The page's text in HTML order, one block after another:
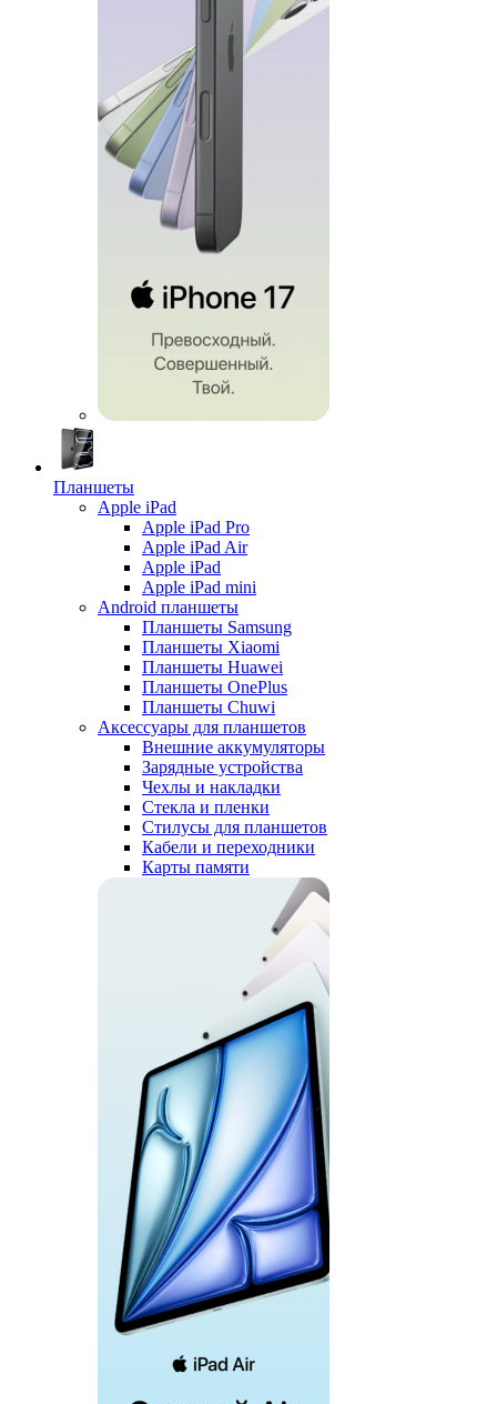
Планшеты
Apple iPad
Apple iPad Pro
Apple iPad Air
Apple iPad
Apple iPad mini
Android планшеты
Планшеты Samsung
Планшеты Xiaomi
Планшеты Huawei
Планшеты OnePlus
Планшеты Chuwi
Аксессуары для планшетов
Внешние аккумуляторы
Зарядные устройства
Чехлы и накладки
Стекла и пленки
Стилусы для планшетов
Кабели и переходники
Карты памяти